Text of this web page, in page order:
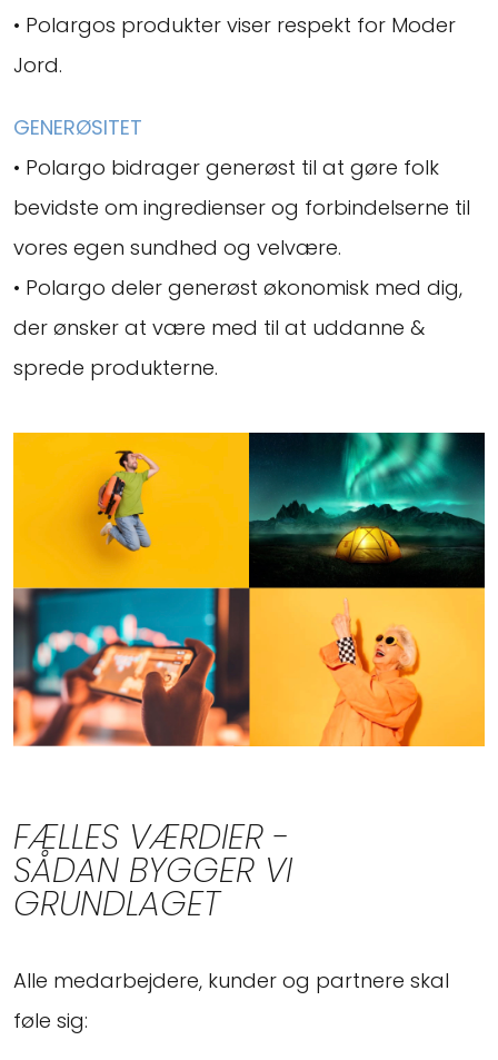
• Polargos produkter viser respekt for Moder
Jord.
GENERØSITET
• Polargo bidrager generøst til at gøre folk
bevidste om ingredienser og forbindelserne til
vores egen sundhed og velvære.
• Polargo deler generøst økonomisk med dig,
der ønsker at være med til at uddanne &
sprede produkterne.
FÆLLES VÆRDIER -
SÅDAN BYGGER VI
GRUNDLAGET
Alle medarbejdere, kunder og partnere skal
føle sig: